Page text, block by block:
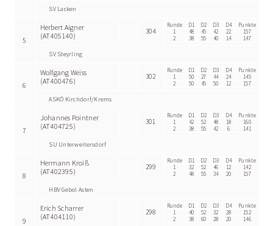
SV Lacken
5
Herbert Aigner
(AT405140)
304
Runde D1 D2 D3 D4
Punkte
1
48 45 42 22
157
2
38 55 40 14 147
SV Steyrling
6
Wolfgang Weiss
(AT400476)
302
Runde D1 D2 D3 D4
Punkte
1
50 27 44 24
145
2
50 45 50 12 157
ASKÖ Kirchdorf/Krems
7
Johannes Pointner
(AT404725)
301
Runde D1 D2 D3 D4
Punkte
1
42 52 48 18
160
2
38 55 42 6 141
SU Unterweitersdorf
8
Hermann Kroiß
(AT402395)
299
Runde D1 D2 D3 D4
Punkte
1
32 52 46 12
142
2
48 55 34 20 157
HBV Gebol Asten
9
Erich Scharrer
(AT404110)
298
Runde D1 D2 D3 D4
Punkte
1
40 52 32 28
152
2
38 60 28 20 146